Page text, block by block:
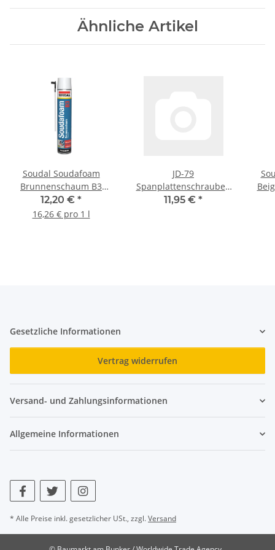
Ähnliche Artikel
Soudal Soudafoam
Brunnenschaum B3
(Profi-Adapterschaum)
Champagner Dose
12,20 € *
16,26 € pro 1 l
JD-79
Spanplattenschrauben
5X80 T25 Senkkopf,
11,95 € *
Gesetzliche Informationen
Vertrag widerrufen
Versand- und Zahlungsinformationen
Allgemeine Informationen
* Alle Preise inkl. gesetzlicher USt., zzgl.Versand